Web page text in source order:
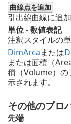
曲線点を追加
引出線曲線に追
単位 - 数値表記
注釈スタイルの
DimAreaまたは
または面積（
積（Volume）の
示されます。
その他のプロ
先端